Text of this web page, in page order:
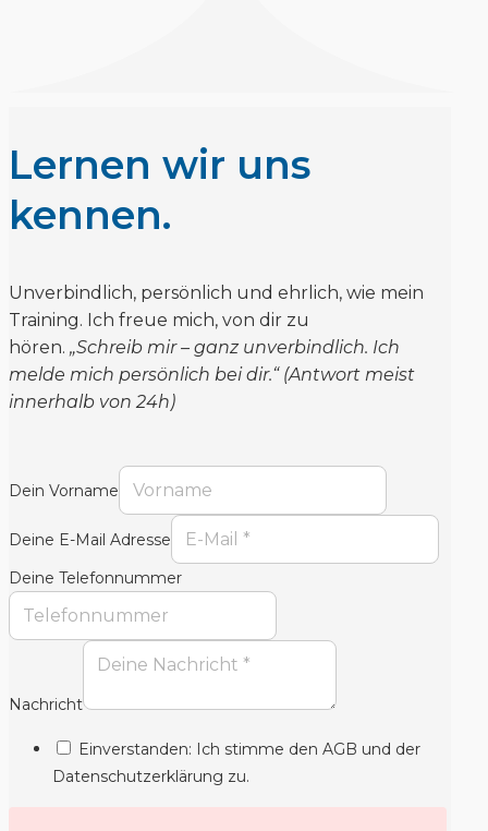
Lernen wir uns
kennen.
Unverbindlich, persönlich und ehrlich, wie mein
Training. Ich freue mich, von dir zu
hören. „Schreib mir – ganz unverbindlich. Ich
melde mich persönlich bei dir.“ (Antwort meist
innerhalb von 24h)
Dein Vorname
Deine E-Mail Adresse
Deine Telefonnummer
Nachricht
Einverstanden: Ich stimme den AGB und der
Datenschutzerklärung zu.